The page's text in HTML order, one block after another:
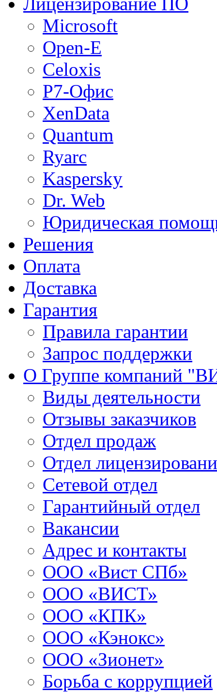
Microsoft
Open-E
Celoxis
Р7-Офис
XenData
Quantum
Ryarc
Kaspersky
Dr. Web
Юридическая
Решения
Оплата
Доставка
Гарантия
Правила гарантии
Запрос поддержки
О Группе компаний
Виды деятельности
Отзывы заказчиков
Отдел продаж
Отдел
Сетевой отдел
Гарантийный отдел
Вакансии
Адрес и контакты
ООО «Вист СПб»
ООО «ВИСТ»
ООО «КПК»
ООО «Кэнокс»
ООО «Зионет»
Борьба с коррупцией